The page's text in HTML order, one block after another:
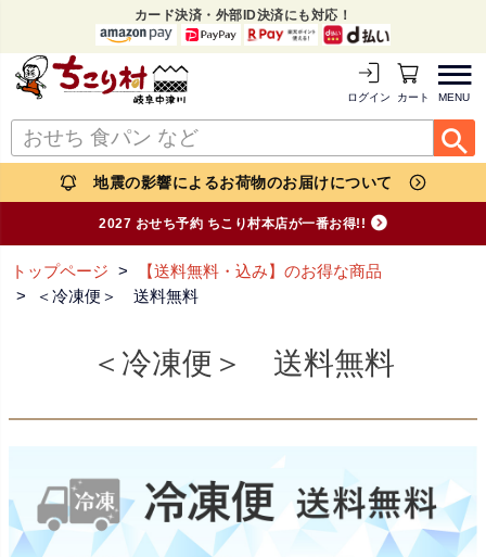
カード決済・外部ID決済にも対応！
MENU
ログイン カートを見る
地震の影響によるお荷物のお届けについて
2027 おせち予約 ちこり村本店が一番お得!!
トップページ
【送料無料・込み】のお得な商品
＜冷凍便＞ 送料無料
＜冷凍便＞ 送料無料